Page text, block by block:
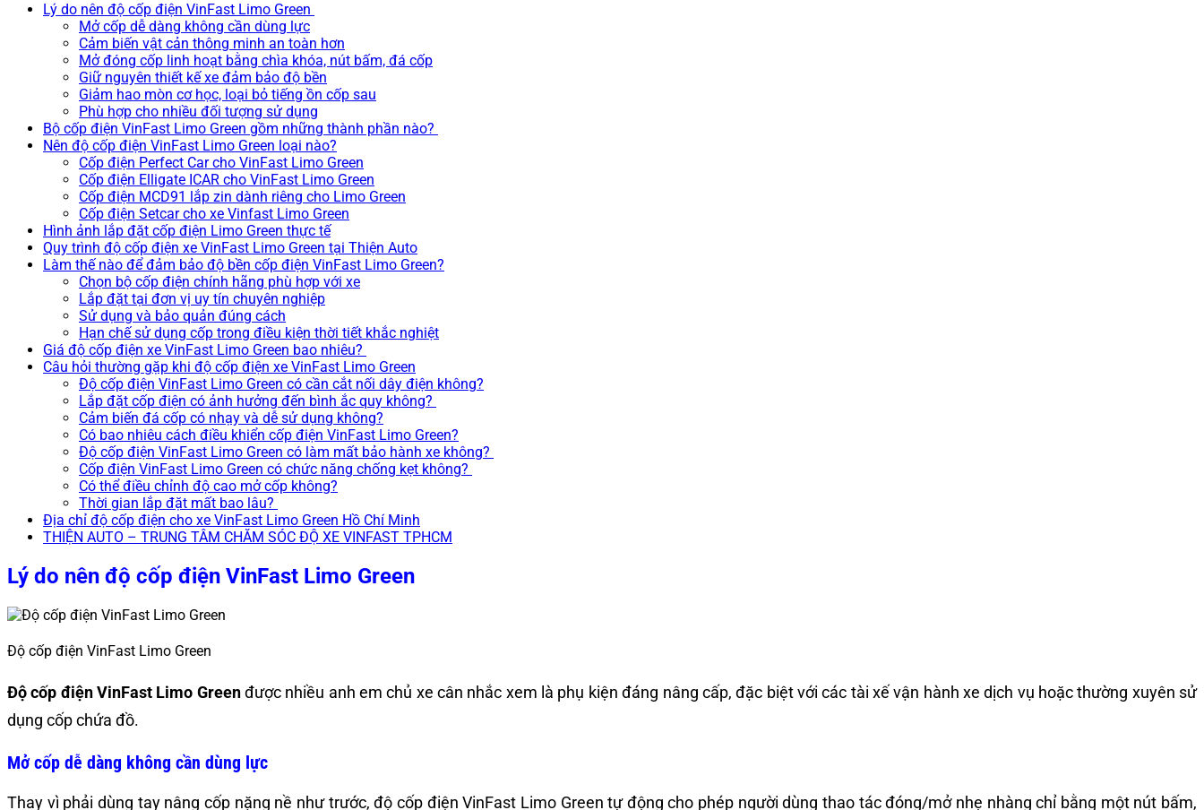
Lý do nên độ cốp điện VinFast Limo Green
Mở cốp dễ dàng không cần dùng lực
Cảm biến vật cản thông minh an toàn hơn
Mở đóng cốp linh hoạt bằng chìa khóa, nút bấm, đá cốp
Giữ nguyên thiết kế xe đảm bảo độ bền
Giảm hao mòn cơ học, loại bỏ tiếng ồn cốp sau
Phù hợp cho nhiều đối tượng sử dụng
Bộ cốp điện VinFast Limo Green gồm những thành phần nào?
Nên độ cốp điện VinFast Limo Green loại nào?
Cốp điện Perfect Car cho VinFast Limo Green
Cốp điện Elligate ICAR cho VinFast Limo Green
Cốp điện MCD91 lắp zin dành riêng cho Limo Green
Cốp điện Setcar cho xe Vinfast Limo Green
Hình ảnh lắp đặt cốp điện Limo Green thực tế
Quy trình độ cốp điện xe VinFast Limo Green tại Thiện Auto
Làm thế nào để đảm bảo độ bền cốp điện VinFast Limo Green?
Chọn bộ cốp điện chính hãng phù hợp với xe
Lắp đặt tại đơn vị uy tín chuyên nghiệp
Sử dụng và bảo quản đúng cách
Hạn chế sử dụng cốp trong điều kiện thời tiết khắc nghiệt
Giá độ cốp điện xe VinFast Limo Green bao nhiêu?
Câu hỏi thường gặp khi độ cốp điện xe VinFast Limo Green
Độ cốp điện VinFast Limo Green có cần cắt nối dây điện không?
Lắp đặt cốp điện có ảnh hưởng đến bình ắc quy không?
Cảm biến đá cốp có nhạy và dễ sử dụng không?
Có bao nhiêu cách điều khiển cốp điện VinFast Limo Green?
Độ cốp điện VinFast Limo Green có làm mất bảo hành xe không?
Cốp điện VinFast Limo Green có chức năng chống kẹt không?
Có thể điều chỉnh độ cao mở cốp không?
Thời gian lắp đặt mất bao lâu?
Địa chỉ độ cốp điện cho xe VinFast Limo Green Hồ Chí Minh
THIỆN AUTO – TRUNG TÂM CHĂM SÓC ĐỘ XE VINFAST TPHCM
Lý do nên độ cốp điện VinFast Limo Green
Độ cốp điện VinFast Limo Green
Độ cốp điện VinFast Limo Greenđược nhiều anh em chủ xe cân nhắc xem là phụ kiện đáng nâng cấp, đặc biệt với các tài xế vận hành xe dịch vụ hoặc thường xuyên sử
dụng cốp chứa đồ.
Mở cốp dễ dàng không cần dùng lực
Thay vì phải dùng tay nâng cốp nặng nề như trước, độ cốp điện VinFast Limo Green tự động cho phép người dùng thao tác đóng/mở nhẹ nhàng chỉ bằng một nút bấm,